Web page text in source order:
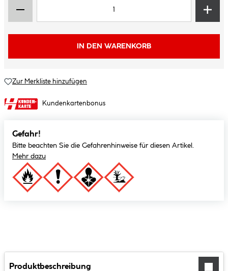
IN DEN WARENKORB
Zur Merkliste hinzufügen
Kundenkartenbonus
Gefahr!
Bitte beachten Sie die Gefahrenhinweise für diesen Artikel.
Mehr dazu
Produktbeschreibung